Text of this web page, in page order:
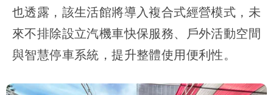
也透露，該生活館將導入複合式經營模式，未
來不排除設立汽機車快保服務、戶外活動空間
與智慧停車系統，提升整體使用便利性。